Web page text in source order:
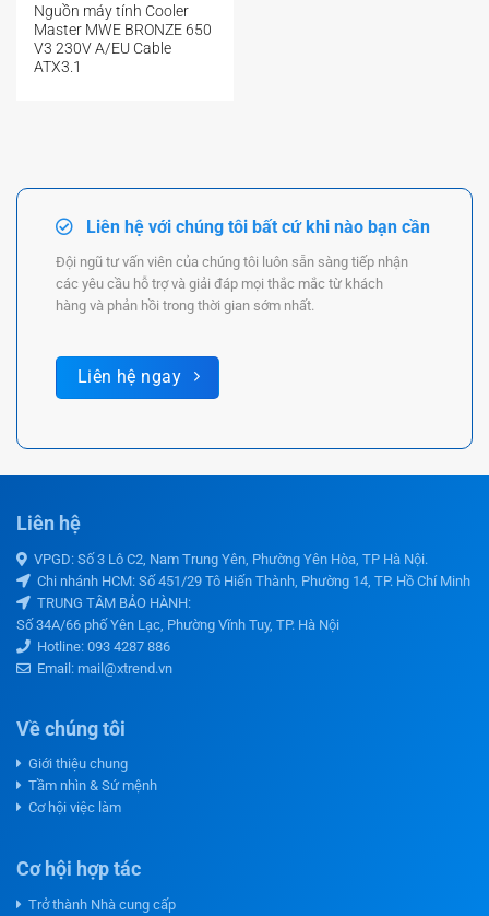
Nguồn máy tính Cooler
Master MWE BRONZE 650
V3 230V A/EU Cable
ATX3.1
Liên hệ với chúng tôi bất cứ khi nào bạn cần
Đội ngũ tư vấn viên của chúng tôi luôn sẵn sàng tiếp nhận
các yêu cầu hỗ trợ và giải đáp mọi thắc mắc từ khách
hàng và phản hồi trong thời gian sớm nhất.
Liên hệ ngay
Liên hệ
VPGD: Số 3 Lô C2, Nam Trung Yên, Phường Yên Hòa, TP Hà Nội.
Chi nhánh HCM: Số 451/29 Tô Hiến Thành, Phường 14, TP. Hồ Chí Minh
TRUNG TÂM BẢO HÀNH:
Số 34A/66 phố Yên Lạc, Phường Vĩnh Tuy, TP. Hà Nội
Hotline: 093 4287 886
Email: mail@xtrend.vn
Về chúng tôi
Giới thiệu chung
Tầm nhìn & Sứ mệnh
Cơ hội việc làm
Cơ hội hợp tác
Trở thành Nhà cung cấp